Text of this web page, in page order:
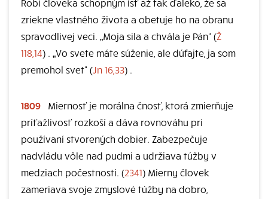
Robí človeka schopným ísť až tak ďaleko, že sa
zriekne vlastného života a obetuje ho na obranu
spravodlivej veci. „Moja sila a chvála je Pán“ (Ž
118,14) . „Vo svete máte súženie, ale dúfajte, ja som
premohol svet“ (Jn 16,33) .
1809
Miernosť je morálna čnosť, ktorá zmierňuje
príťažlivosť rozkoší a dáva rovnováhu pri
používaní stvorených dobier. Zabezpečuje
nadvládu vôle nad pudmi a udržiava túžby v
medziach počestnosti. (2341) Mierny človek
zameriava svoje zmyslové túžby na dobro,